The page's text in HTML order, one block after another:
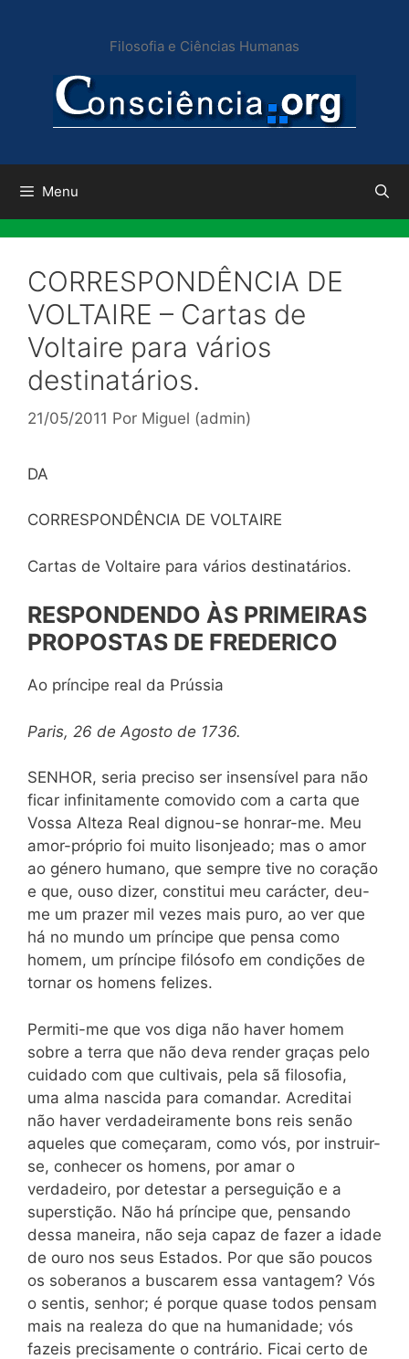
conteúdo
Filosofia e Ciências Humanas
Menu
CORRESPONDÊNCIA DE
VOLTAIRE – Cartas de
Voltaire para vários
destinatários.
21/05/2011 Por Miguel (admin)
DA
CORRESPONDÊNCIA DE VOLTAIRE
Cartas de Voltaire para vários destinatários.
RESPONDENDO ÀS PRIMEIRAS
PROPOSTAS DE FREDERICO
Ao príncipe real da Prússia
Paris, 26 de Agosto de 1736.
SENHOR, seria preciso ser insensível para não
ficar infinitamente comovido com a carta que
Vossa Alteza Real dignou-se honrar-me. Meu
amor-próprio foi muito lisonjeado; mas o amor
ao género humano, que sempre tive no coração
e que, ouso dizer, constitui meu carácter, deu-
me um prazer mil vezes mais puro, ao ver que
há no mundo um príncipe que pensa como
homem, um príncipe filósofo em condições de
tornar os homens felizes.
Permiti-me que vos diga não haver homem
sobre a terra que não deva render graças pelo
cuidado com que cultivais, pela sã filosofia,
uma alma nascida para comandar. Acreditai
não haver verdadeiramente bons reis senão
aqueles que começaram, como vós, por instruir-
se, conhecer os homens, por amar o
verdadeiro, por detestar a perseguição e a
superstição. Não há príncipe que, pensando
dessa maneira, não seja capaz de fazer a idade
de ouro nos seus Estados. Por que são poucos
os soberanos a buscarem essa vantagem? Vós
o sentis, senhor; é porque quase todos pensam
mais na realeza do que na humanidade; vós
fazeis precisamente o contrário. Ficai certo de